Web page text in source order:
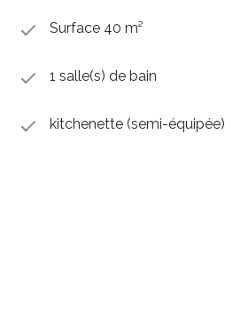
Surface 40 m²
1 salle(s) de bain
kitchenette (semi-équipée)